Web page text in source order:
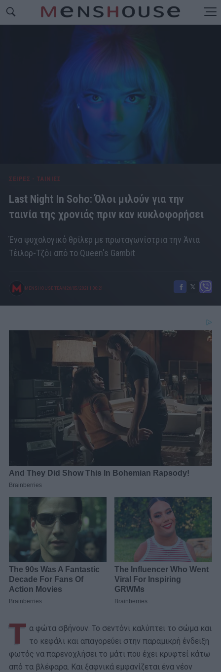
ΣΕΙΡΕΣ - ΤΑΙΝΙΕΣ
Last Night In Soho: Όλοι μιλούν για την
ταινία της χρονιάς πριν καν κυκλοφορήσει
Ένα ψυχολογικό θρίλερ με πρωταγωνίστρια την Άνια
Τέιλορ-Τζόι από το Queen's Gambit
MENSHOUSE TEAM 26/05/2021 00:21
Τ α φώτα σβήνουν. Το σεντόνι καλύπτει το σώμα και
το κεφάλι και απαγορεύει στην παραμικρή ένδειξη
φωτός να παρενοχλήσει το μάτι που έχει κρυφτεί κάτω
από τα βλέφαρα. Και ξαφνικά εμφανίζεται ένα νέον